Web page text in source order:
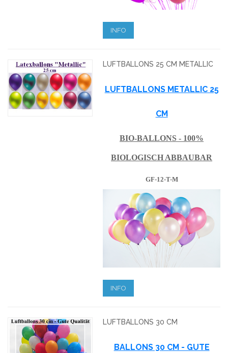
INFO
LUFTBALLONS 25 CM METALLIC
LUFTBALLONS METALLIC 25
CM
BIO-BALLONS - 100%
BIOLOGISCH ABBAUBAR
GF-12-T-M
INFO
LUFTBALLONS 30 CM
BALLONS 30 CM - GUTE